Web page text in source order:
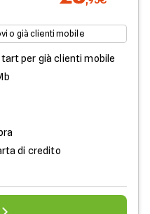
o già clienti mobile
per già clienti mobile
di credito